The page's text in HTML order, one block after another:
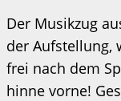
Der Musikzug
der Aufstellung,
frei nach dem
hinne vorne!